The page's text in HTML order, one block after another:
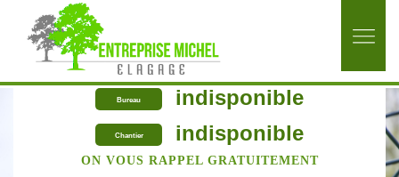
Bureau indisponible
Chantier indisponible
ON VOUS RAPPEL GRATUITEMENT